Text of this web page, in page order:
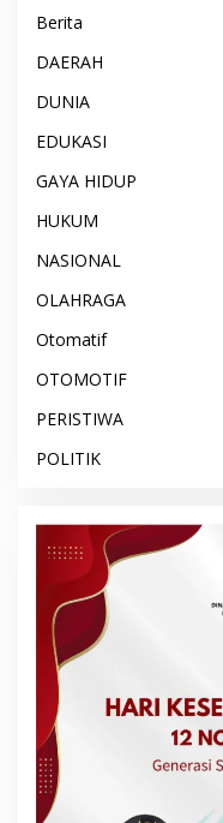
Berita
DAERAH
DUNIA
EDUKASI
GAYA HIDUP
HUKUM
NASIONAL
OLAHRAGA
Otomatif
OTOMOTIF
PERISTIWA
POLITIK